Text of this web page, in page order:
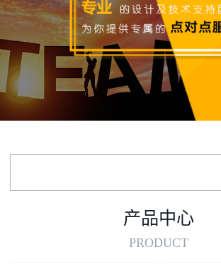
产品中心
PRODUCT